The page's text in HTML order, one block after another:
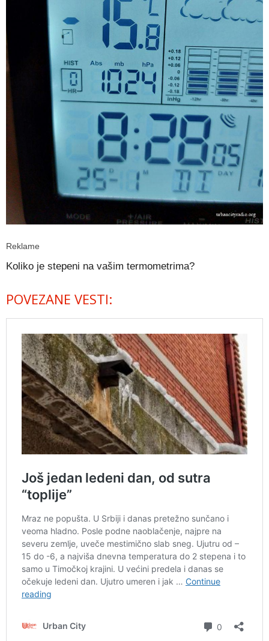
Reklame
Koliko je stepeni na vašim termometrima?
POVEZANE VESTI: